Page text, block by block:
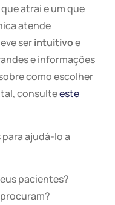
atrai e um que
atende
serintuitivoe
e informações
como escolher
consulteeste
ajudá-lo a
pacientes?